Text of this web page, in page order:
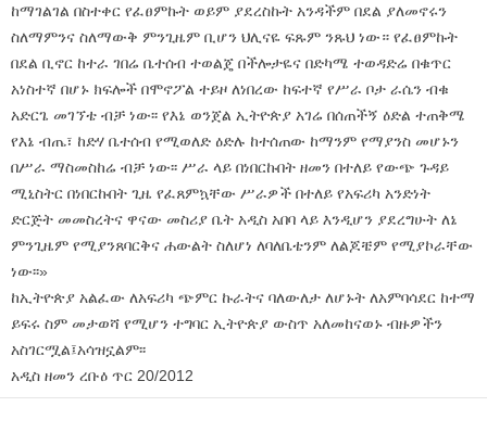
ከማገልገል በስተቀር የፈፀምኩት ወይም ያደረስኩት አንዳችም በደል ያለመኖሩን
ስለማምንና ስለማውቅ ምንጊዜም ቢሆን ህሊናዬ ፍጹም ንጹህ ነው። የፈፀምኩት
በደል ቢኖር ከተራ ገበሬ ቤተሰብ ተወልጄ በችሎታዬና በድካሜ ተወዳድሬ በቁጥር
አነስተኛ በሆኑ ክፍሎች በሞኖፖል ተይዞ ለነበረው ከፍተኛ የሥራ ቦታ ራሴን ብቁ
አድርጌ መገኘቴ ብቻ ነው፡፡ የእኔ ወንጀል ኢትዮጵያ አገሬ በሰጠችኝ ዕድል ተጠቅሜ
የእኔ ብጤ፣ ከድሃ ቤተሰብ የሚወለድ ዕድሉ ከተሰጠው ከማንም የማያንስ መሆኑን
በሥራ ማስመስከሬ ብቻ ነው፡፡ ሥራ ላይ በነበርኩበት ዘመን በተለይ የውጭ ጉዳይ
ሚኒስትር በነበርኩበት ጊዜ የፈጸምኳቸው ሥራዎች በተለይ የአፍሪካ አንድነት
ድርጅት መመስረትና ዋናው መስሪያ ቤት አዲስ አበባ ላይ እንዲሆን ያደረግሁት ለኔ
ምንጊዜም የሚያንጸባርቅና ሐውልት ስለሆነ ለባለቤቴንም ለልጆቼም የሚያኮራቸው
ነው፡፡»
ከኢትዮጵያ አልፈው ለአፍሪካ ጭምር ኩራትና ባለውለታ ለሆኑት ለአምባሳደር ከተማ
ይፍሩ ስም መታወሻ የሚሆን ተግባር ኢትዮጵያ ውስጥ አለመከናወኑ ብዙዎችን
አስገርሟል፤አሳዝኗልም፡፡
አዲስ ዘመን ረቡዕ ጥር 20/2012